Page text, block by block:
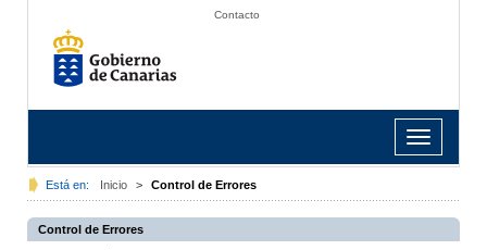
Contacto
Toggle
navigation
Está en: Inicio > Control de Errores
Control de Errores